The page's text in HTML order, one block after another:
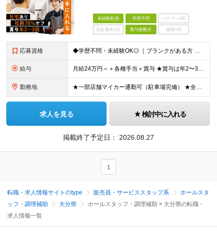
未経験歓迎 学歴不問 ベテランOK
完全週休2日 賞与複数月 面接1回
応募資格 ◆学歴不問・未経験OK◎ ｜ブランクがある方 ｜転職回数が気になる方 ｜飲食業界にチャレンジしたい方 ｜副業OK どんな方も大歓迎！「やってみたい」という気持ちがあればOKです◎
給与 月給24万円～＋各種手当＋賞与 ★賞与は年2〜3回支給 （7月・12月の年2回＋会社業績により2月に決算賞与あり） ★家賃1万円の格安寮や70%オフの食事補助により、毎月の支出を大幅に抑えられます。
勤務地 ★一部店舗マイカー通勤可（駐車場完備） ★全国の各店舗で募集中！続々出店予定！ ■首都圏エリア 埼玉、千葉、東京、神奈川、山梨 ■北日本エリア 北海道、青森、岩手、宮城、秋田、山形、福島、茨城、栃
求人を見る 検討中に入れる
掲載終了予定日： 2026.08.27
1
転職・求人情報サイトのtype 販売員・サービススタッフ系
ホールスタ
ッフ・調理補助
大分県
ホールスタッフ・調理補助 × 大分県の転職・
求人情報一覧